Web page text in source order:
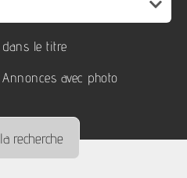
dans le titre
Annonces avec photo